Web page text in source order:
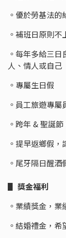
。優於勞基法的
。補班日原則
。每年多給三
人、情人或自己
。專屬生日假
。員工旅遊專屬
。跨年 & 聖誕
。提早返鄉假
。尾牙隔日醒
▋ 獎金福利
。業績獎金，
。結婚禮金，